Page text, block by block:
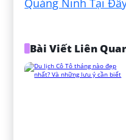
Quảng Ninh Tại
Bài Viết Liên